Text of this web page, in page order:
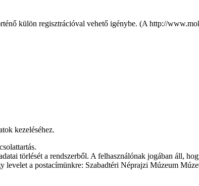
külön regisztrációval vehető igénybe. (A http://
kezeléséhez.
törlését a rendszerből. A felhasználónak jogában áll,
a postacímünkre: Szabadtéri Néprajzi Múzeum